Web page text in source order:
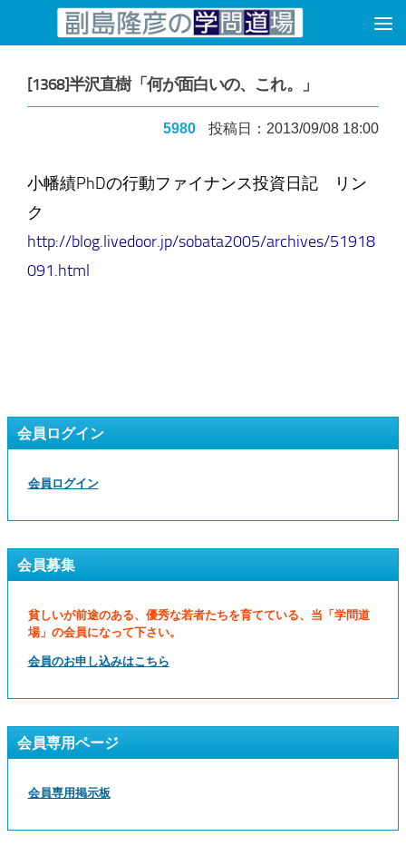
コンテンツへスキップ
[1368]半沢直樹「何が面白いの、これ。」
5980 投稿日：2013/09/08 18:00
小幡績PhDの行動ファイナンス投資日記 リン
ク
http://blog.livedoor.jp/sobata2005/archives/51918
091.html
会員ログイン
会員ログイン
会員募集
貧しいが前途のある、優秀な若者たちを育てている、当「学問道
場」の会員になって下さい。
会員のお申し込みはこちら
会員専用ページ
会員専用掲示板